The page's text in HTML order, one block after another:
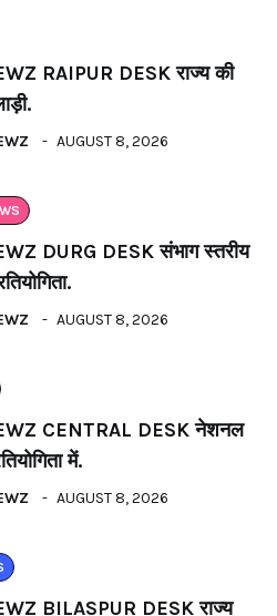
RAIPUR DESK राज्य की
AUGUST 8, 2026
DURG DESK संभाग स्तरीय
AUGUST 8, 2026
CENTRAL DESK नेशनल
में.
AUGUST 8, 2026
BILASPUR DESK राज्य